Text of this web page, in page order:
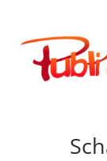
contenu
Publimath